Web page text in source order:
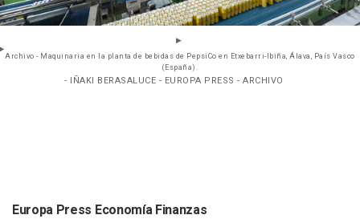
Archivo - Maquinaria en la planta de bebidas de PepsiCo en Etxebarri-Ibiña, Álava, País Vasco
(España).
- IÑAKI BERASALUCE - EUROPA PRESS - ARCHIVO
Europa Press Economía Finanzas